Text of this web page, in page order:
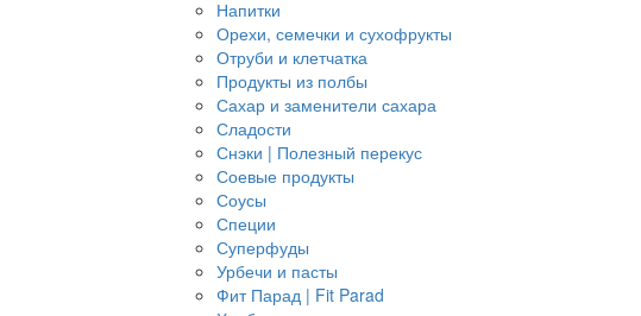
Напитки
Орехи, семечки и сухофрукты
Отруби и клетчатка
Продукты из полбы
Сахар и заменители сахара
Сладости
Снэки | Полезный перекус
Соевые продукты
Соусы
Специи
Суперфуды
Урбечи и пасты
Фит Парад | Fit Parad